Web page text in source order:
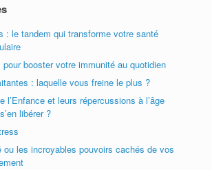
: le tandem qui transforme votre santé
booster votre immunité au quotidien
: laquelle vous freine le plus ?
l’Enfance et leurs répercussions à l’âge
libérer ?
ou les incroyables pouvoirs cachés de vos